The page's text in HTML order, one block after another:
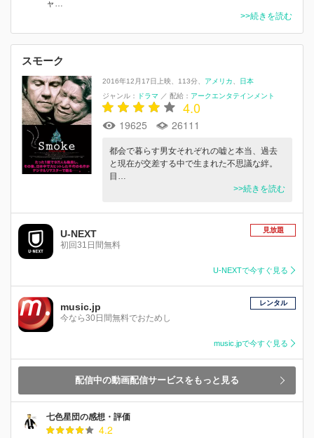
ャ…
>>続きを読む
スモーク
2016年12月17日上映 113分 アメリカ
日本
ジャンル：
ドラマ ／ 配給： アークエンタテインメント
4.0
19625 26111
都会で暮らす男女それぞれの嘘と本当、過去
と現在が交差する中で生まれた不思議な絆。
目…
>>続きを読む
U-NEXT
初回31日間無料
見放題
U-NEXTで今すぐ見る
music.jp
今なら30日間無料でおためし
レンタル
music.jpで今すぐ見る
配信中の動画配信サービスをもっと見る
七色星団の感想・評価
4.2